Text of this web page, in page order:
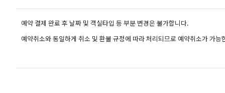
예약 결제 완료 후 날짜 및 객실타입 등 부분 변경은 불가합니다.
예약취소와 동일하게 취소 및 환불 규정에 따라 처리되므로 예약취소가 가